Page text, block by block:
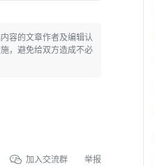
容的文章作者及编辑认
，避免给双方造成不必
加入交流群 举报